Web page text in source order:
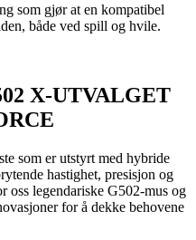
som gjør at en kompatibel
både ved spill og hvile.
X-UTVALGET
som er utstyrt med hybride
hastighet, presisjon og
oss legendariske G502-mus og
for å dekke behovene